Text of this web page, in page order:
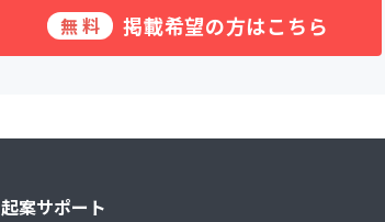
無料 掲載希望の方はこちら
起案サポート